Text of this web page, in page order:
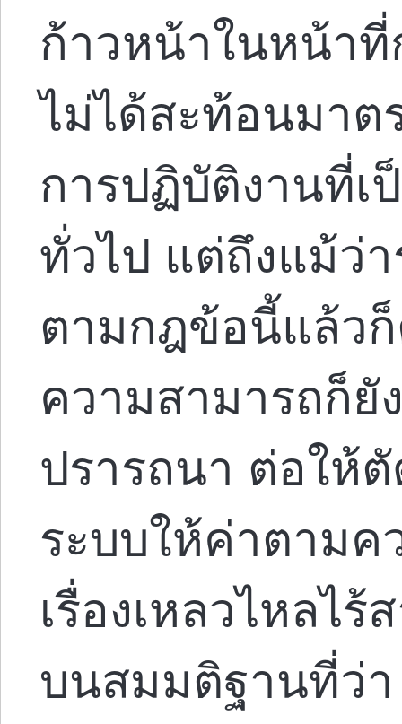
ก้าวหน้าในหน้าที่
ไม่ได้สะท้อนมาต
การปฏิบัติงานที่เ
ทั่วไป แต่ถึงแม้ว่
ตามกฎข้อนี้แล้ว
ความสามารถก็ยั
ปรารถนา ต่อให้
ระบบให้ค่าตามค
เรื่องเหลวไหลไร้
บนสมมติฐานที่ว่